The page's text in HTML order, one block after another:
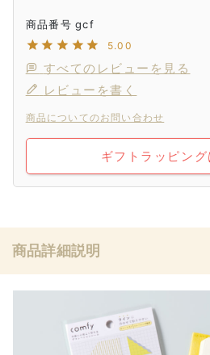
商品番号 gcf
5.00
すべてのレビューを見る
レビューを書く
商品についてのお問い合わせ
ギフトラッピング
商品詳細説明